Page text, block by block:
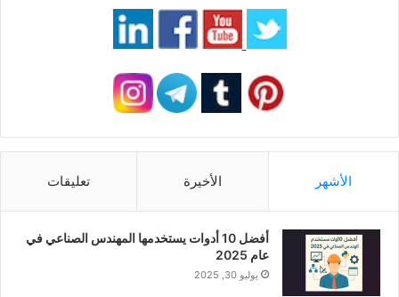
الأشهر الأخيرة تعليقات
أفضل 10 أدوات يستخدمها المهندس الصناعي في
عام 2025
يوليو 30, 2025